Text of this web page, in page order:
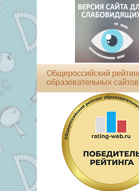
Общероссийский
образовательных